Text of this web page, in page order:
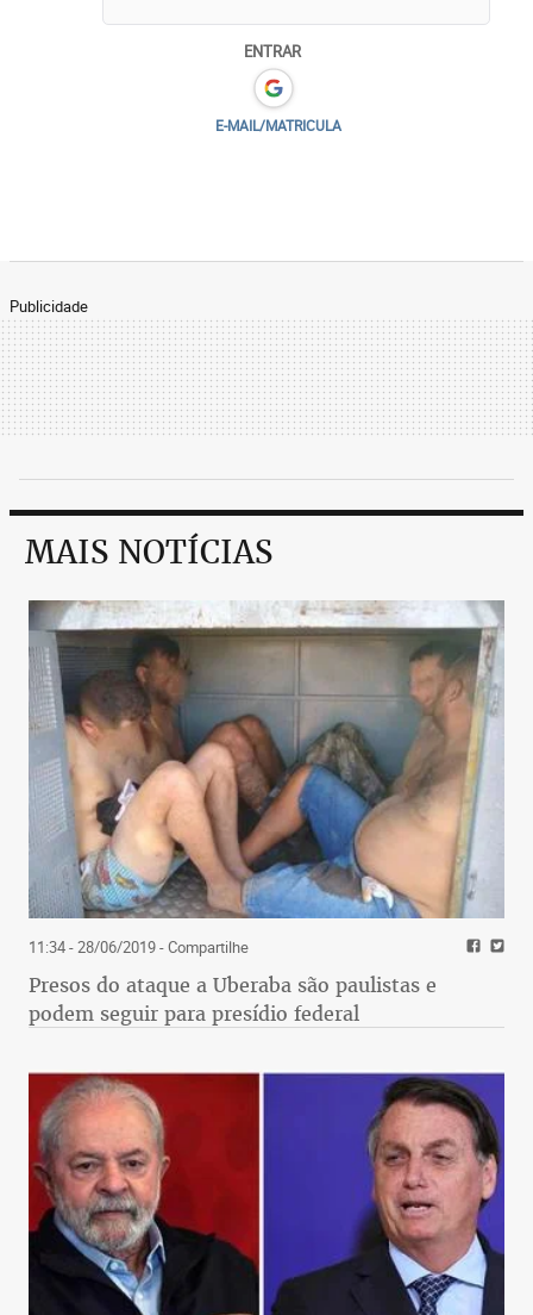
ENTRAR
E-MAIL/MATRICULA
Publicidade
MAIS NOTÍCIAS
11:34 - 28/06/2019- Compartilhe
Presos do ataque a Uberaba são paulistas e
podem seguir para presídio federal